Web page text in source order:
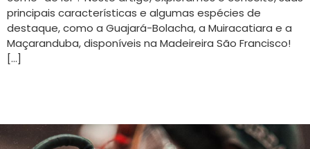
principais características e algumas espécies de
destaque, como a Guajará-Bolacha, a Muiracatiara e a
Maçaranduba, disponíveis na Madeireira São Francisco!
[…]